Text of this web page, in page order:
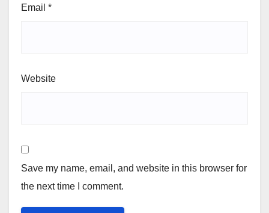
Email *
Website
Save my name, email, and website in this browser for
the next time I comment.